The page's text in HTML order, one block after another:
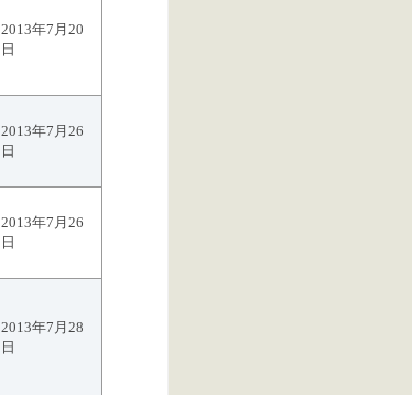
2013年7月20
日
2013年7月26
日
2013年7月26
日
2013年7月28
日